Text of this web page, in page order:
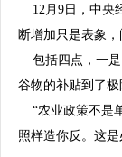
12月9日，中央
断增加只是表象
包括四点，一是
谷物的补贴到了
“农业政策不是
照样造你反。这